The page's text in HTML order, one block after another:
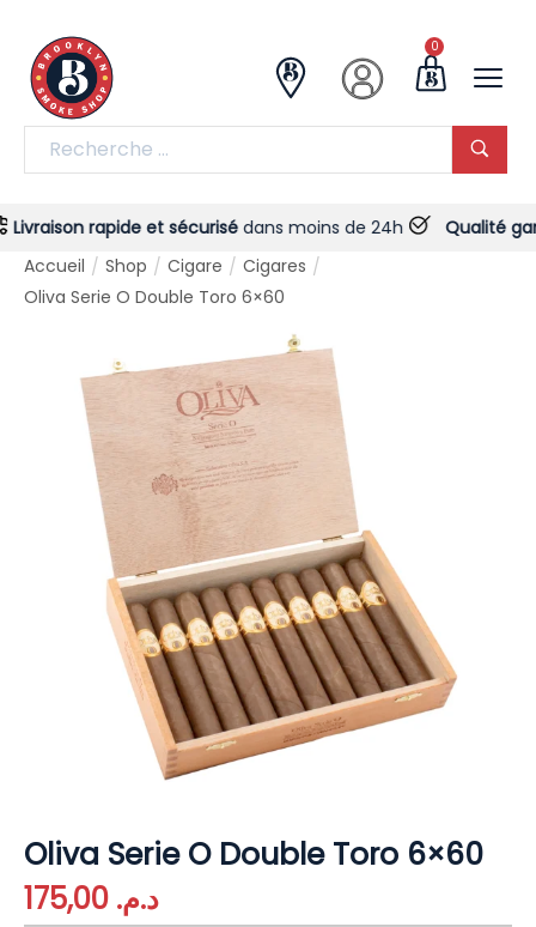
0
rapide et sécurisédans moins de 24h
Qualité
Accueil / Shop / Cigare / Cigares /
Oliva Serie O Double Toro 6×60
Oliva Serie O Double Toro 6×60
د.م.